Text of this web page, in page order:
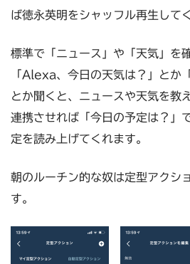
ば徳永英明をシャッフル再生して
標準で「ニュース」や「天気」を
「Alexa、今日の天気は？」とか
とか聞くと、ニュースや天気を教
連携させれば「今日の予定は？」
定を読み上げてくれます。
朝のルーチン的な奴は定型アクシ
す。